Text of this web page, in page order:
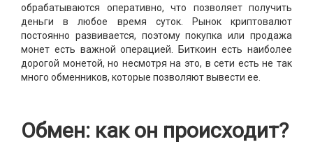
обрабатываются оперативно, что позволяет получить
деньги в любое время суток. Рынок криптовалют
постоянно развивается, поэтому покупка или продажа
монет есть важной операцией. Биткоин есть наиболее
дорогой монетой, но несмотря на это, в сети есть не так
много обменников, которые позволяют вывести ее.
Обмен: как он происходит?